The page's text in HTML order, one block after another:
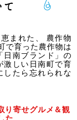
まれた、
農作物
で育った農作物は
日南ブランド」の
激しい日南町で育
したら忘れられな